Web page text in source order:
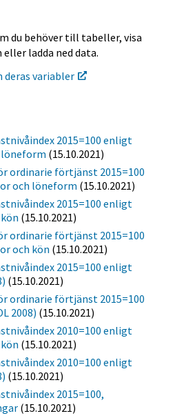
du behöver till tabeller, visa
ladda ned data.
deras variabler
2015=100 enligt
(15.10.2021)
ordinarie förtjänst 2015=100
och löneform (15.10.2021)
2015=100 enligt
(15.10.2021)
ordinarie förtjänst 2015=100
och kön (15.10.2021)
2015=100 enligt
(15.10.2021)
ordinarie förtjänst 2015=100
2008) (15.10.2021)
2010=100 enligt
(15.10.2021)
2010=100 enligt
(15.10.2021)
2015=100,
(15.10.2021)